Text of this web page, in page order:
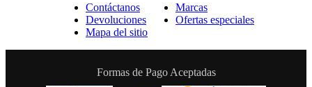
Contáctanos
Devoluciones
Mapa del sitio
Marcas
Ofertas especiales
Formas de Pago Aceptadas